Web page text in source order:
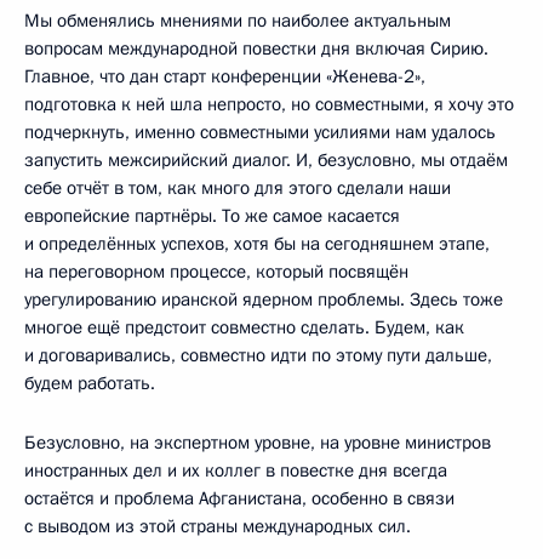
Мы обменялись мнениями по наиболее актуальным
вопросам международной повестки дня включая Сирию.
Главное, что дан старт конференции «Женева-2»,
подготовка к ней шла непросто, но совместными, я хочу это
подчеркнуть, именно совместными усилиями нам удалось
запустить межсирийский диалог. И, безусловно, мы отдаём
себе отчёт в том, как много для этого сделали наши
европейские партнёры. То же самое касается
и определённых успехов, хотя бы на сегодняшнем этапе,
на переговорном процессе, который посвящён
урегулированию иранской ядерном проблемы. Здесь тоже
многое ещё предстоит совместно сделать. Будем, как
и договаривались, совместно идти по этому пути дальше,
будем работать.
Безусловно, на экспертном уровне, на уровне министров
иностранных дел и их коллег в повестке дня всегда
остаётся и проблема Афганистана, особенно в связи
с выводом из этой страны международных сил.